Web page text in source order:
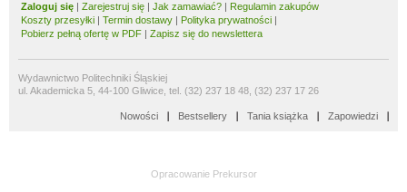
Zaloguj się | Zarejestruj się | Jak zamawiać? | Regulamin zakupów
Koszty przesyłki | Termin dostawy | Polityka prywatności |
Pobierz pełną ofertę w PDF | Zapisz się do newslettera
Wydawnictwo Politechniki Śląskiej
ul. Akademicka 5, 44-100 Gliwice, tel. (32) 237 18 48, (32) 237 17 26
Nowości Bestsellery Tania książka Zapowiedzi
Opracowanie Prekursor